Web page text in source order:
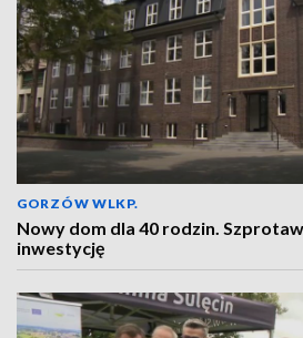
GORZÓW WLKP.
Nowy dom dla 40 rodzin.
inwestycję